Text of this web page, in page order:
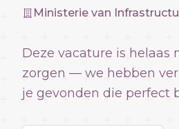
Ministerie van
Deze vacature is helaas
zorgen — we hebben
je gevonden die perfect